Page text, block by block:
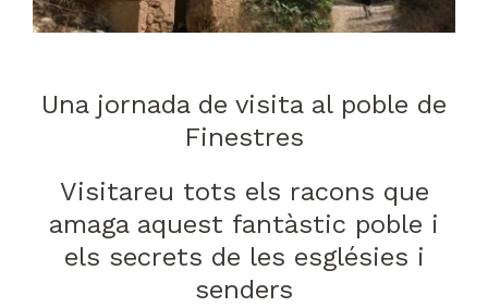
Una jornada de visita al poble de
Finestres
Visitareu tots els racons que
amaga aquest fantàstic poble i
els secrets de les esglésies i
senders